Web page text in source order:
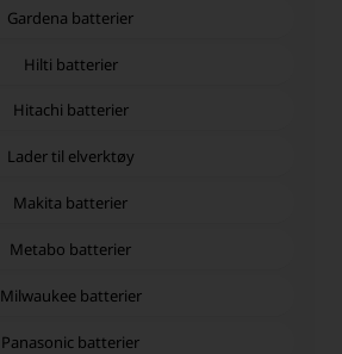
Gardena batterier
Hilti batterier
Hitachi batterier
Lader til elverktøy
Makita batterier
Metabo batterier
Milwaukee batterier
Panasonic batterier